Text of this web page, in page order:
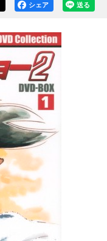
送る
シェア